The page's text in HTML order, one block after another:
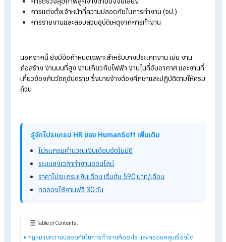
การทำงาน
การจัดสภาพแวดล้อมในการทำงานให้ปลอดภัย
การควบคุมเครื่องจักร อุปกรณ์ และไฟฟ้า
การตรวจสุขภาพลูกจ้างตามปัจจัยเสี่ยง
การแต่งตั้งเจ้าหน้าที่ความปลอดภัยในการทำงาน (จป.)
การรายงานและสอบสวนอุบัติเหตุจากการทำงาน
นอกจากนี้ ยังมีข้อกำหนดเฉพาะสำหรับบางประเภทงาน เช่น งาน
ก่อสร้าง งานบนที่สูง งานเกี่ยวกับไฟฟ้า งานในที่อับอากาศ และง
เกี่ยวข้องกับวัตถุอันตราย ซึ่งนายจ้างต้องศึกษาและปฏิบัติตามให้
ถ้วน